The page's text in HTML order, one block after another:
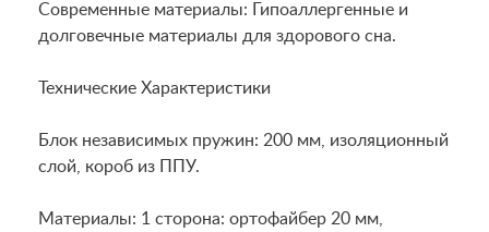
Современные материалы: Гипоаллергенные и
долговечные материалы для здорового сна.
Технические Характеристики
Блок независимых пружин: 200 мм, изоляционный
слой, короб из ППУ.
Материалы: 1 сторона: ортофайбер 20 мм,